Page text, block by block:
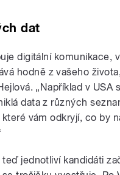
dat
digitální komunikace,
hodně z vašeho
„Například v USA
data z různých
vám odkryjí, co by
teď jednotliví kandidáti